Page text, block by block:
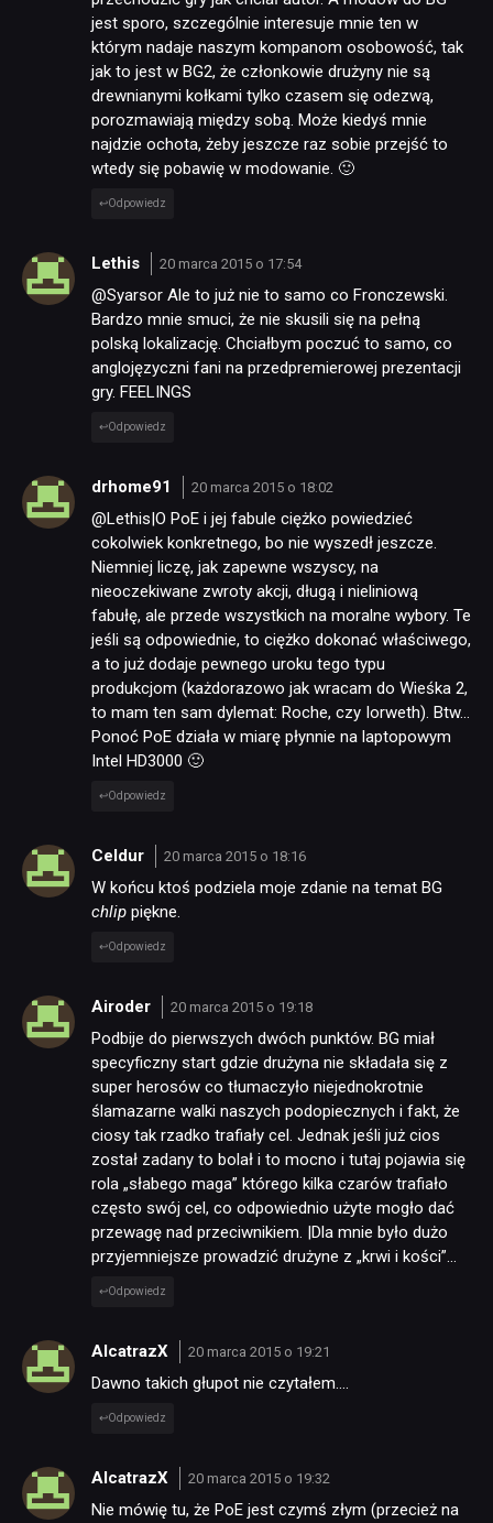
jest sporo, szczególnie interesuje mnie ten w
którym nadaje naszym kompanom osobowość, tak
jak to jest w BG2, że członkowie drużyny nie są
drewnianymi kołkami tylko czasem się odezwą,
porozmawiają między sobą. Może kiedyś mnie
najdzie ochota, żeby jeszcze raz sobie przejść to
wtedy się pobawię w modowanie. 🙂
Odpowiedz
Lethis 20 marca 2015 o 17:54
@Syarsor Ale to już nie to samo co Fronczewski.
Bardzo mnie smuci, że nie skusili się na pełną
polską lokalizację. Chciałbym poczuć to samo, co
anglojęzyczni fani na przedpremierowej prezentacji
gry. FEELINGS
Odpowiedz
drhome91 20 marca 2015 o 18:02
@Lethis|O PoE i jej fabule ciężko powiedzieć
cokolwiek konkretnego, bo nie wyszedł jeszcze.
Niemniej liczę, jak zapewne wszyscy, na
nieoczekiwane zwroty akcji, długą i nieliniową
fabułę, ale przede wszystkich na moralne wybory. Te
jeśli są odpowiednie, to ciężko dokonać właściwego,
a to już dodaje pewnego uroku tego typu
produkcjom (każdorazowo jak wracam do Wieśka 2,
to mam ten sam dylemat: Roche, czy Iorweth). Btw…
Ponoć PoE działa w miarę płynnie na laptopowym
Intel HD3000 🙂
Odpowiedz
Celdur 20 marca 2015 o 18:16
W końcu ktoś podziela moje zdanie na temat BG
chlip piękne.
Odpowiedz
Airoder 20 marca 2015 o 19:18
Podbije do pierwszych dwóch punktów. BG miał
specyficzny start gdzie drużyna nie składała się z
super herosów co tłumaczyło niejednokrotnie
ślamazarne walki naszych podopiecznych i fakt, że
ciosy tak rzadko trafiały cel. Jednak jeśli już cios
został zadany to bolał i to mocno i tutaj pojawia się
rola „słabego maga” którego kilka czarów trafiało
często swój cel, co odpowiednio użyte mogło dać
przewagę nad przeciwnikiem. |Dla mnie było dużo
przyjemniejsze prowadzić drużyne z „krwi i kości”…
Odpowiedz
AlcatrazX 20 marca 2015 o 19:21
Dawno takich głupot nie czytałem….
Odpowiedz
AlcatrazX 20 marca 2015 o 19:32
Nie mówię tu, że PoE jest czymś złym (przecież na